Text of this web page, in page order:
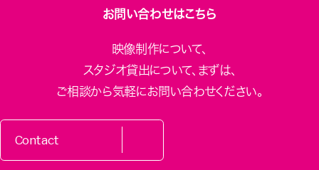
お問い合わせはこちら
映像制作について、
スタジオ貸出について、 まずは、
ご相談から気軽にお問い合わせください。
Contact